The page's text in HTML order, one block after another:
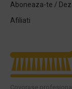
Aboneaza-te /
Afiliati
Covorase